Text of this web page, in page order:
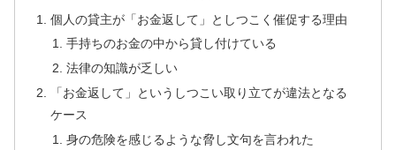
個人の貸主が「お金返して」としつこく催促する理由
手持ちのお金の中から貸し付けている
法律の知識が乏しい
「お金返して」というしつこい取り立てが違法となる
ケース
身の危険を感じるような脅し文句を言われた